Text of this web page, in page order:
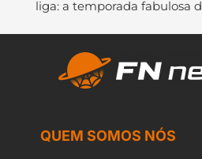
liga: a temporada fabulosa
QUEM SOMOS NÓS